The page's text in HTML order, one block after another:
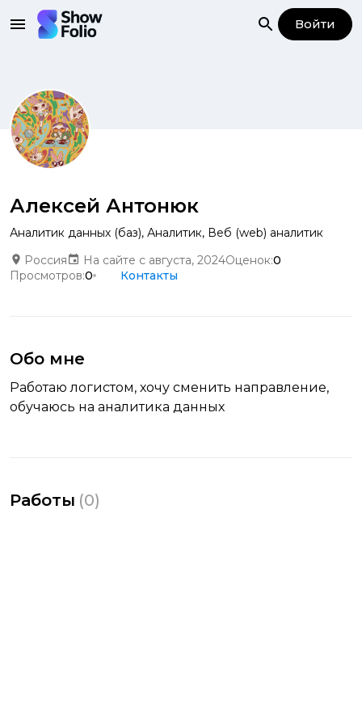
Войти
Алексей Антонюк
Аналитик данных (баз), Аналитик, Веб (web) аналитик
Россия
На сайте с августа, 2024Оценок:0
Просмотров:0 Контакты
Обо мне
Работаю логистом, хочу сменить направление,
обучаюсь на аналитика данных
Работы (0)